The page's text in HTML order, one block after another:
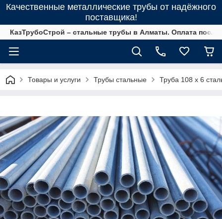
Качественные металлические трубы от надёжного
поставщика!
КазТрубоСтрой – стальные трубы в Алматы. Оплата
Товары и услуги Трубы стальные Труба 108 х 6